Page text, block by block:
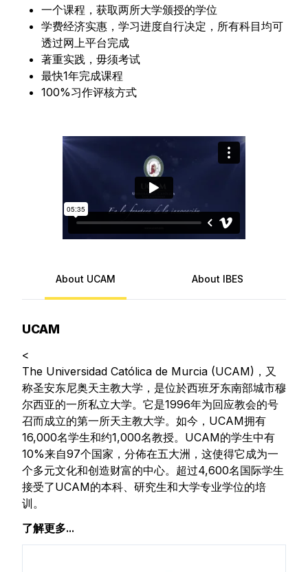
一个课程，获取两所大学颁授的学位
学费经济实惠，学习进度自行决定，所有科目均可
透过网上平台完成
著重实践，毋须考试
最快1年完成课程
100%习作评核方式
About UCAM About IBES
UCAM
<
The Universidad Católica de Murcia (UCAM)，又
称圣安东尼奥天主教大学，是位於西班牙东南部城市穆
尔西亚的一所私立大学。它是1996年为回应教会的号
召而成立的第一所天主教大学。如今，UCAM拥有
16,000名学生和约1,000名教授。UCAM的学生中有
10%来自97个国家，分佈在五大洲，这使得它成为一
个多元文化和创造财富的中心。超过4,600名国际学生
接受了UCAM的本科、研究生和大学专业学位的培
训。
了解更多...